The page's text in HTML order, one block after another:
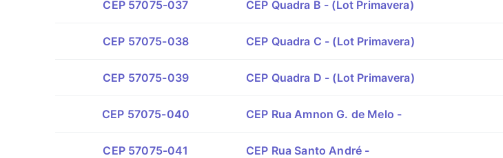
CEP 57075-037 CEP Quadra B - (Lot Primavera)
CEP 57075-038 CEP Quadra C - (Lot Primavera)
CEP 57075-039 CEP Quadra D - (Lot Primavera)
CEP 57075-040 CEP Rua Amnon G. de Melo -
CEP 57075-041 CEP Rua Santo André -